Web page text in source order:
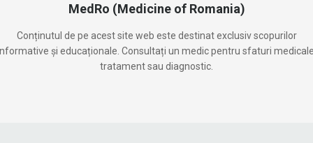
MedRo (Medicine of Romania)
Conținutul de pe acest site web este destinat exclusiv scopurilor
și educaționale. Consultați un medic pentru sfaturi
tratament sau diagnostic.